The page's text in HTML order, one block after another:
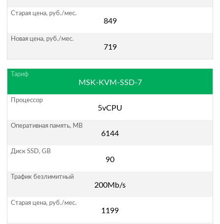
849
719
MSK-KVM-SSD-7
5vCPU
6144
90
200Mb/s
1199